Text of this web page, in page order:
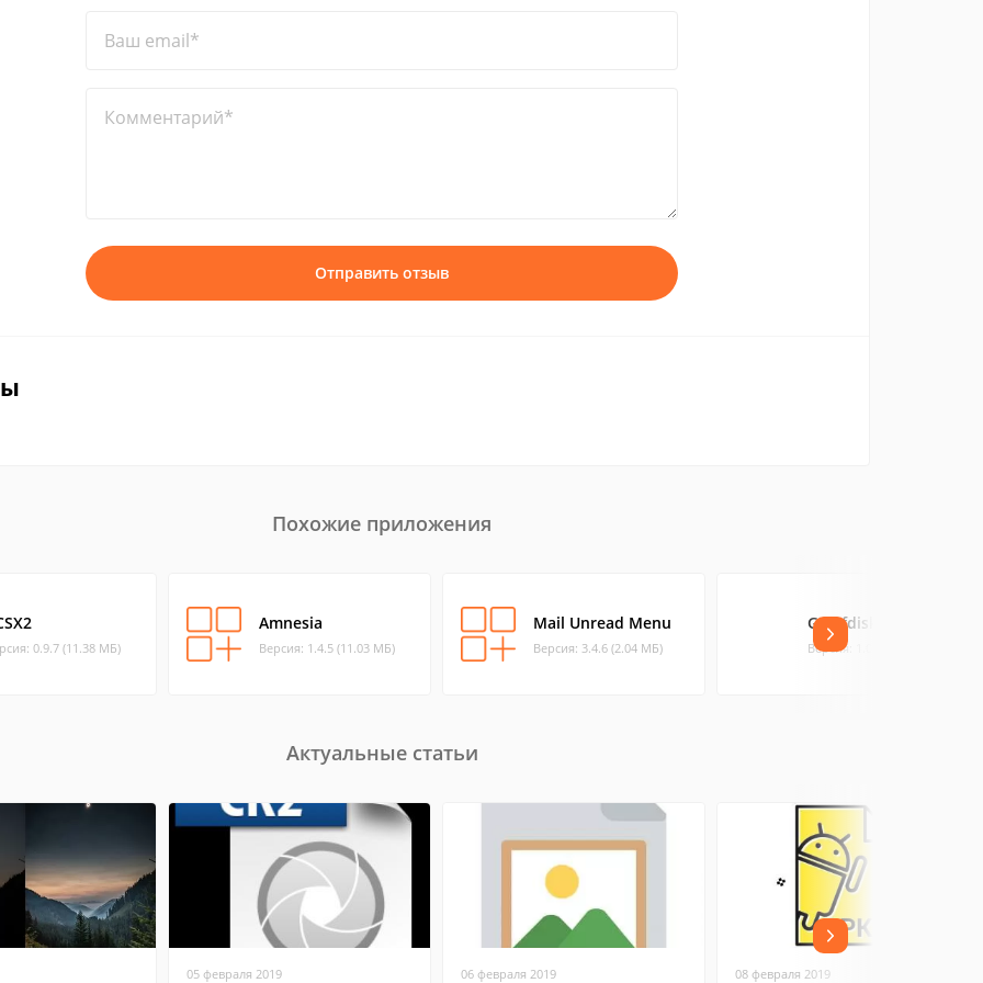
Ваш email*
Комментарий*
Отправить отзыв
Похожие приложения
0.9.7 (11.38 МБ)
Amnesia
Версия: 1.4.5 (11.03 МБ)
Mail Unread Menu
Версия: 3.4.6 (2.04 МБ)
GPT fdisk
Версия: 1.0.9 (0.43 МБ)
Актуальные статьи
05 февраля 2019 06 февраля 2019 08 февраля 2019